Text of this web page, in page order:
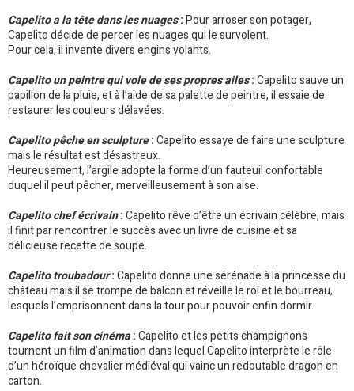
Capelito a la tête dans les nuages:Pour arroser son potager,
Capelito décide de percer les nuages qui le survolent.
Pour cela, il invente divers engins volants.
Capelito un peintre qui vole de ses propres ailes:Capelito sauve un
papillon de la pluie, et à l’aide de sa palette de peintre, il essaie de
restaurer les couleurs délavées.
Capelito pêche en sculpture:Capelito essaye de faire une sculpture
mais le résultat est désastreux.
Heureusement, l’argile adopte la forme d’un fauteuil confortable
duquel il peut pêcher, merveilleusement à son aise.
Capelito chef écrivain:Capelito rêve d’être un écrivain célèbre, mais
il finit par rencontrer le succès avec un livre de cuisine et sa
délicieuse recette de soupe.
Capelito troubadour:Capelito donne une sérénade à la princesse du
château mais il se trompe de balcon et réveille le roi et le bourreau,
lesquels l’emprisonnent dans la tour pour pouvoir enfin dormir.
Capelito fait son cinéma:Capelito et les petits champignons
tournent un film d’animation dans lequel Capelito interprète le rôle
d’un héroïque chevalier médiéval qui vainc un redoutable dragon en
carton.